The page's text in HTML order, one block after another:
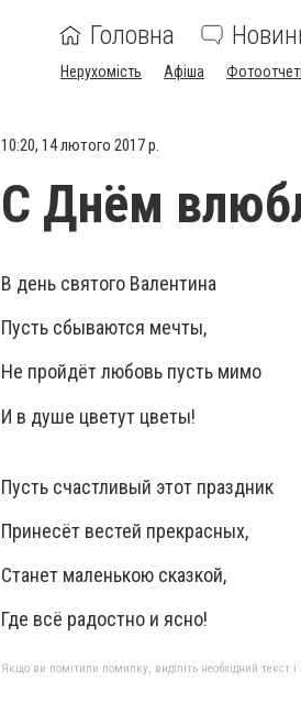
Головна
Нерухомість Афіша
10:20, 14 лютого 2017 р.
С Днём
В день святого Валентина
Пусть сбываются мечты,
Не пройдёт любовь пусть мимо
И в душе цветут цветы!
Пусть счастливый этот праздник
Принесёт вестей прекрасных,
Станет маленькою сказкой,
Где всё радостно и ясно!
Якщо ви помітили помилку, виділіть необхідний текст